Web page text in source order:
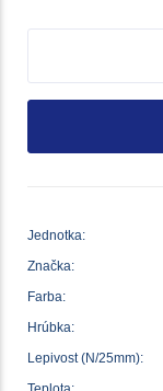
Jednotka:
Značka:
Farba:
Hrúbka:
Lepivost (N/25mm):